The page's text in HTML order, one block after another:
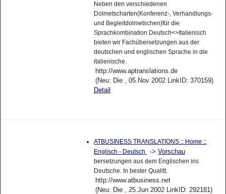
Neben den verschiedenen
Dolmetscharten(Konferenz-, Verhandlungs-
und Begleitdolmetschen)für die
Sprachkombination Deutsch<>Italienisch
bieten wir Fachübersetzungen aus der
deutschen und englischen Sprache in die
italienische.
http://www.aptranslations.de
(Neu: Die , 05.Nov 2002 LinkID: 370159)
Detail
ATBUSINESS TRANSLATIONS :: Home ::
Englisch - Deutsch
-> Vorschau
bersetzungen aus dem Englischen ins
Deutsche. In bester Qualitt.
http://www.atbusiness.net
(Neu: Die , 25.Jun 2002 LinkID: 292181)